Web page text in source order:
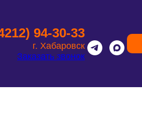
94-30-33
г. Хабаровск
Заказать звонок